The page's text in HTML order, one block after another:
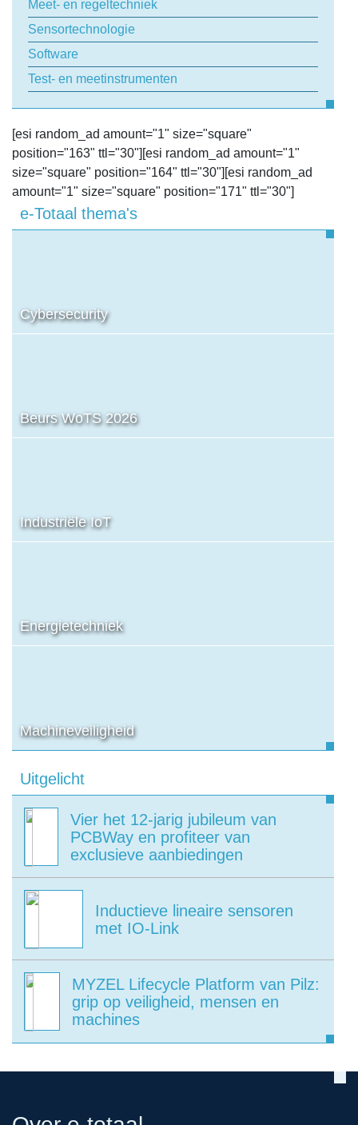
Meet- en regeltechniek
Sensortechnologie
Software
Test- en meetinstrumenten
[esi random_ad amount="1" size="square"
position="163" ttl="30"][esi random_ad amount="1"
size="square" position="164" ttl="30"][esi random_ad
amount="1" size="square" position="171" ttl="30"]
e-Totaal thema's
Cybersecurity
Beurs WoTS 2026
Industriële IoT
Energietechniek
Machineveiligheid
Uitgelicht
Vier het 12-jarig jubileum van
PCBWay en profiteer van
exclusieve aanbiedingen
Inductieve lineaire sensoren
met IO-Link
MYZEL Lifecycle Platform van Pilz:
grip op veiligheid, mensen en
machines